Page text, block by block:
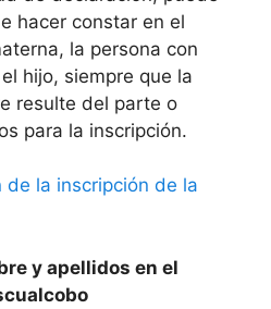
hacer constar en el
la persona con
hijo, siempre que la
resulte del parte o
para la inscripción.
la inscripción de la
y apellidos en el